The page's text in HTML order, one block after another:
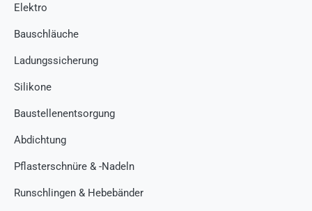
Elektro
Bauschläuche
Ladungssicherung
Silikone
Baustellenentsorgung
Abdichtung
Pflasterschnüre & -Nadeln
Runschlingen & Hebebänder